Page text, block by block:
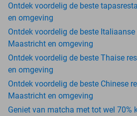
Ontdek voordelig de beste
en omgeving
Ontdek voordelig de beste
Maastricht en omgeving
Ontdek voordelig de beste Thaise
en omgeving
Ontdek voordelig de beste Chinese
Maastricht en omgeving
Geniet van matcha met tot wel 70%